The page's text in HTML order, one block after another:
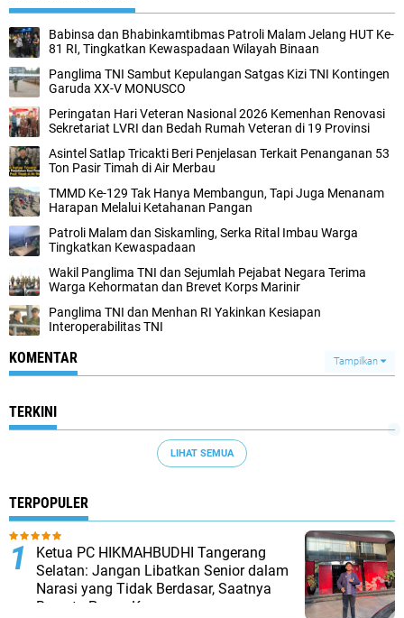
Babinsa dan Bhabinkamtibmas Patroli Malam Jelang HUT Ke-
81 RI, Tingkatkan Kewaspadaan Wilayah Binaan
Panglima TNI Sambut Kepulangan Satgas Kizi TNI Kontingen
Garuda XX-V MONUSCO
Peringatan Hari Veteran Nasional 2026 Kemenhan Renovasi
Sekretariat LVRI dan Bedah Rumah Veteran di 19 Provinsi
Asintel Satlap Tricakti Beri Penjelasan Terkait Penanganan 53
Ton Pasir Timah di Air Merbau
TMMD Ke-129 Tak Hanya Membangun, Tapi Juga Menanam
Harapan Melalui Ketahanan Pangan
Patroli Malam dan Siskamling, Serka Rital Imbau Warga
Tingkatkan Kewaspadaan
Wakil Panglima TNI dan Sejumlah Pejabat Negara Terima
Warga Kehormatan dan Brevet Korps Marinir
Panglima TNI dan Menhan RI Yakinkan Kesiapan
Interoperabilitas TNI
KOMENTAR Tampilkan
TERKINI
LIHAT SEMUA
TERPOPULER
Ketua PC HIKMAHBUDHI Tangerang
Selatan: Jangan Libatkan Senior dalam
Narasi yang Tidak Berdasar, Saatnya
Bersatu Pasca Kongres